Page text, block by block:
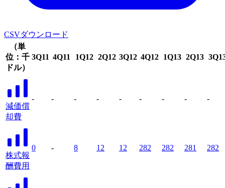
CSVダウンロード
（単
位：千
ドル）
3Q11 4Q11 1Q12 2Q12 3Q12 4Q12 1Q13 2Q13
減価償
却費
- - - - - - - - -
株式報
酬費用
0 - 8 12 12 282 282 281 282